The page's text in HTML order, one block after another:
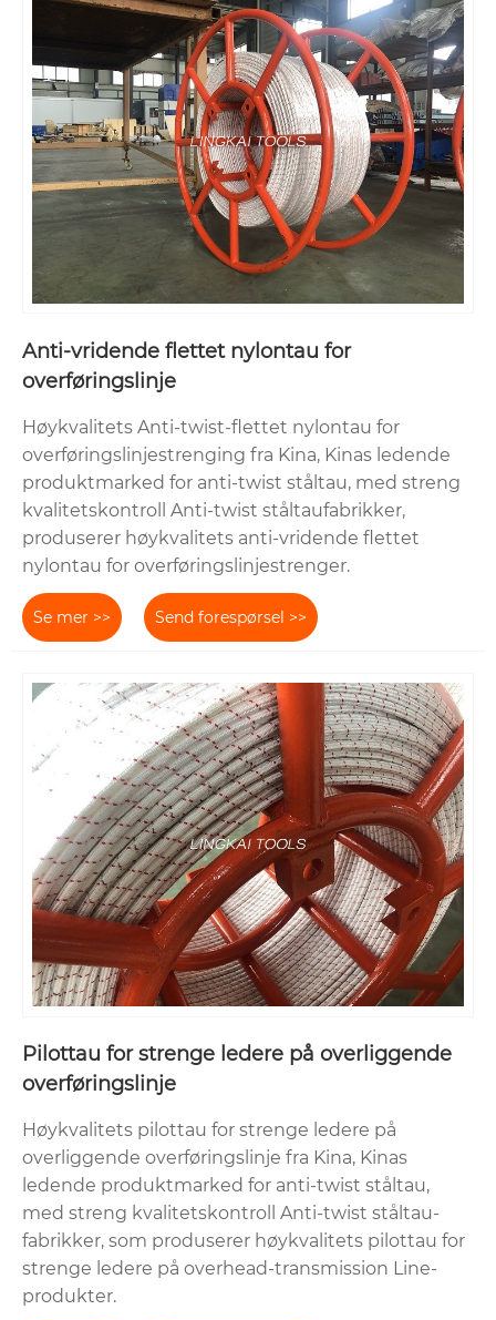
Anti-vridende flettet nylontau for
overføringslinje
Høykvalitets Anti-twist-flettet nylontau for
overføringslinjestrenging fra Kina, Kinas ledende
produktmarked for anti-twist ståltau, med streng
kvalitetskontroll Anti-twist ståltaufabrikker,
produserer høykvalitets anti-vridende flettet
nylontau for overføringslinjestrenger.
Se mer >> Send forespørsel >>
Pilottau for strenge ledere på overliggende
overføringslinje
Høykvalitets pilottau for strenge ledere på
overliggende overføringslinje fra Kina, Kinas
ledende produktmarked for anti-twist ståltau,
med streng kvalitetskontroll Anti-twist ståltau-
fabrikker, som produserer høykvalitets pilottau for
strenge ledere på overhead-transmission Line-
produkter.